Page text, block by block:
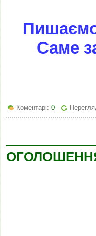
Саме
Коментарі: 0